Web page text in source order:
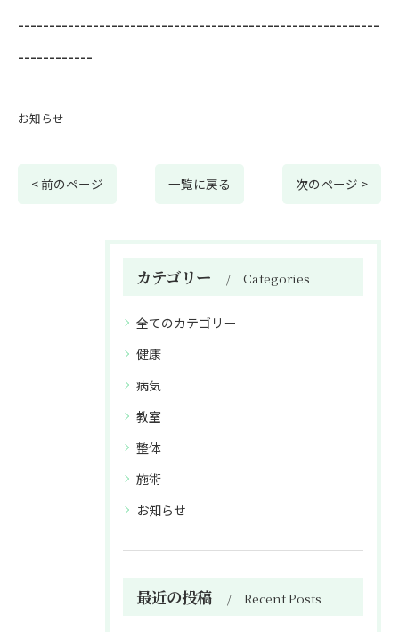
----------------------------------------------------------
------------
お知らせ
< 前のページ 一覧に戻る 次のページ >
カテゴリー Categories
全てのカテゴリー
健康
病気
教室
整体
施術
お知らせ
最近の投稿 Recent Posts